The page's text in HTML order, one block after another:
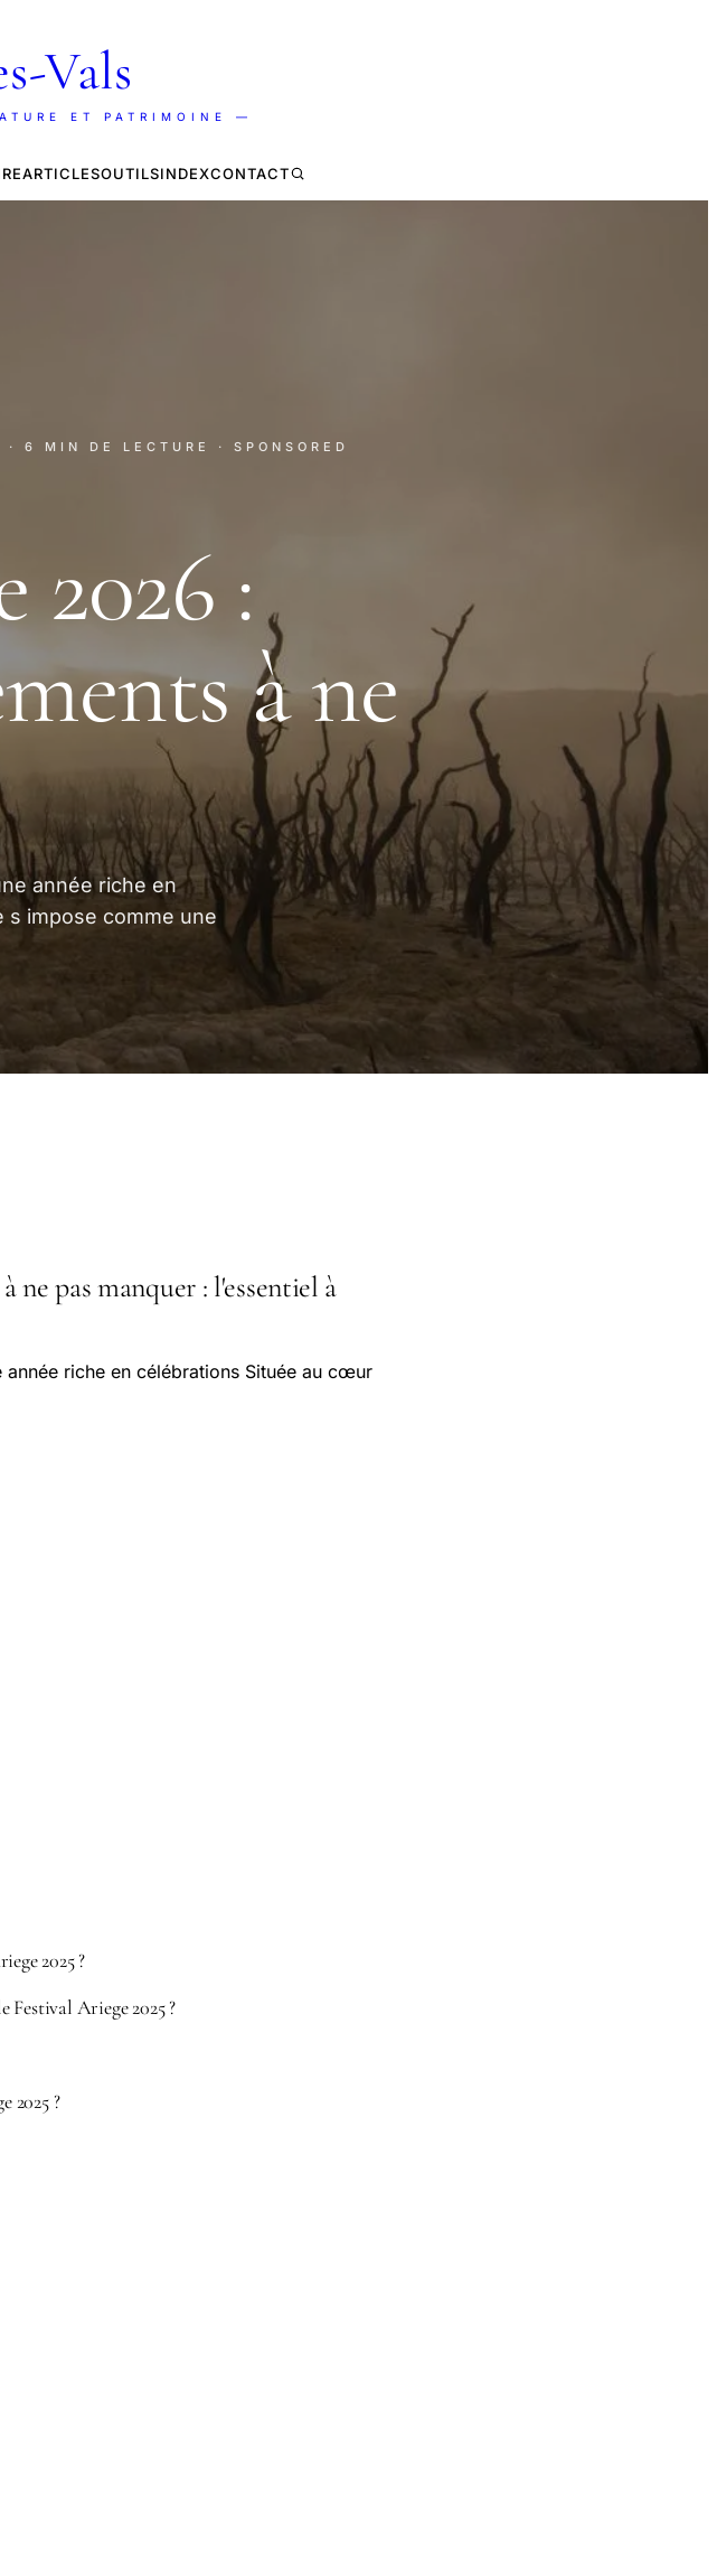
Vals
ET PATRIMOINE —
ARTICLESOUTILSINDEXCONTACT
· 6 MIN DE LECTURE · SPONSORED
2026 :
à ne
année riche en
impose comme une
ne pas manquer : l'essentiel à
riche en célébrations Située au cœur
2025 ?
Festival Ariege 2025 ?
2025 ?